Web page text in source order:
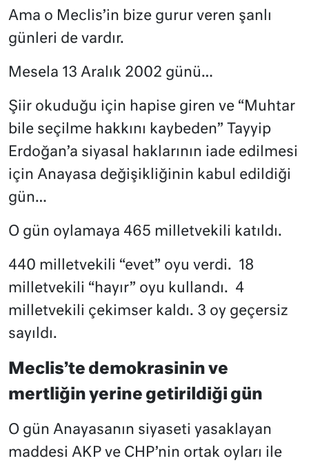
Ama o Meclis’in bize gurur veren şanlı
günleri de vardır.
Mesela 13 Aralık 2002 günü…
Şiir okuduğu için hapise giren ve “Muhtar
bile seçilme hakkını kaybeden” Tayyip
Erdoğan’a siyasal haklarının iade edilmesi
için Anayasa değişikliğinin kabul edildiği
gün…
O gün oylamaya 465 milletvekili katıldı.
440 milletvekili “evet” oyu verdi. 18
milletvekili “hayır” oyu kullandı. 4
milletvekili çekimser kaldı. 3 oy geçersiz
sayıldı.
Meclis’te demokrasinin ve
mertliğin yerine getirildiği gün
O gün Anayasanın siyaseti yasaklayan
maddesi AKP ve CHP’nin ortak oyları ile